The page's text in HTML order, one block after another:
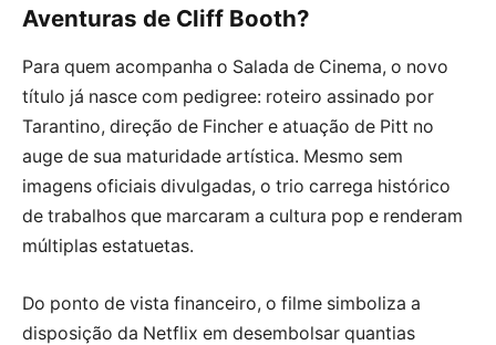
Aventuras de Cliff Booth?
Para quem acompanha o Salada de Cinema, o novo
título já nasce com pedigree: roteiro assinado por
Tarantino, direção de Fincher e atuação de Pitt no
auge de sua maturidade artística. Mesmo sem
imagens oficiais divulgadas, o trio carrega histórico
de trabalhos que marcaram a cultura pop e renderam
múltiplas estatuetas.
Do ponto de vista financeiro, o filme simboliza a
disposição da Netflix em desembolsar quantias